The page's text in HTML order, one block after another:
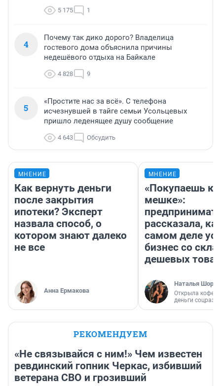
5 175 1
4
Почему так дико дорого? Владелица
гостевого дома объяснила причины
недешёвого отдыха на Байкале
4 828 9
5
«Простите нас за всё». С телефона
исчезнувшей в тайге семьи Усольцевых
пришло леденящее душу сообщение
4 643 Обсудить
МНЕНИЕ
Как вернуть деньги
после закрытия
ипотеки? Эксперт
назвала способ, о
котором знают далеко
не все
Анна Ермакова
МНЕНИЕ
«Покупаешь
мешке»:
рассказала,
самом деле
бизнес со
дешевых
Наталья
Открыла
деньги
РЕКОМЕНДУЕМ
«Не связывайся с ним!» Чем известен
ревдинский гопник Черкас, избивший
ветерана СВО и грозивший